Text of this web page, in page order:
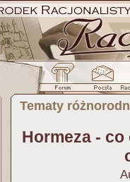
Tematy
Hormeza -